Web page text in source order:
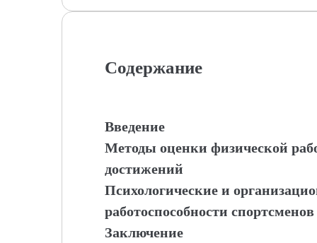
Содержание
Введение
Методы оценки физической
достижений
Психологические и
работоспособности
Заключение